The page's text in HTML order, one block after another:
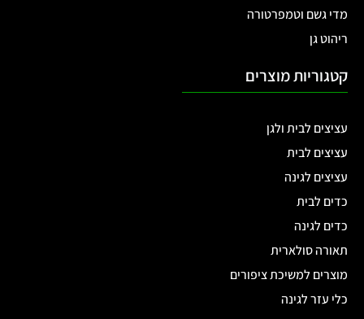
מדי גשם וטמפרטורה
ריהוט גן
קטגוריות מוצרים
עציצים לבית ולגן
עציצים לבית
עציצים לגינה
כדים לבית
כדים לגינה
תאורה סולארית
מוצרים למשיכת ציפורים
כלי עזר לגינה